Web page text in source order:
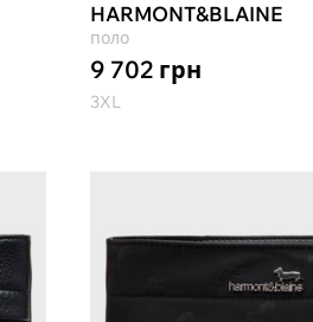
HARMONT&BLAINE
поло
9 702 грн
3XL